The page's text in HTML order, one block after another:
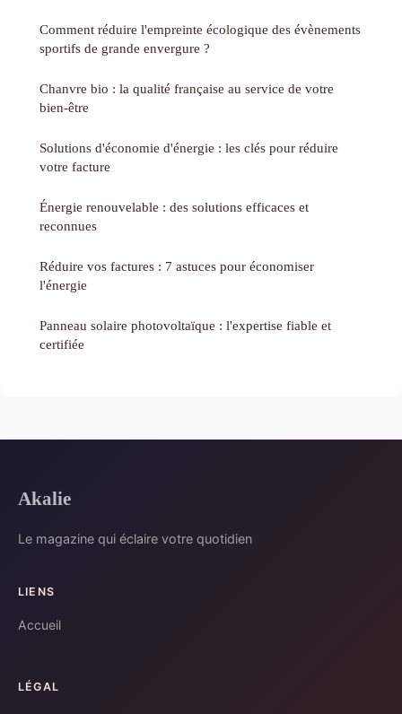
Comment réduire l'empreinte écologique des évènements
sportifs de grande envergure ?
Chanvre bio : la qualité française au service de votre
bien-être
Solutions d'économie d'énergie : les clés pour réduire
votre facture
Énergie renouvelable : des solutions efficaces et
reconnues
Réduire vos factures : 7 astuces pour économiser
l'énergie
Panneau solaire photovoltaïque : l'expertise fiable et
certifiée
Akalie
Le magazine qui éclaire votre quotidien
LIENS
Accueil
LÉGAL